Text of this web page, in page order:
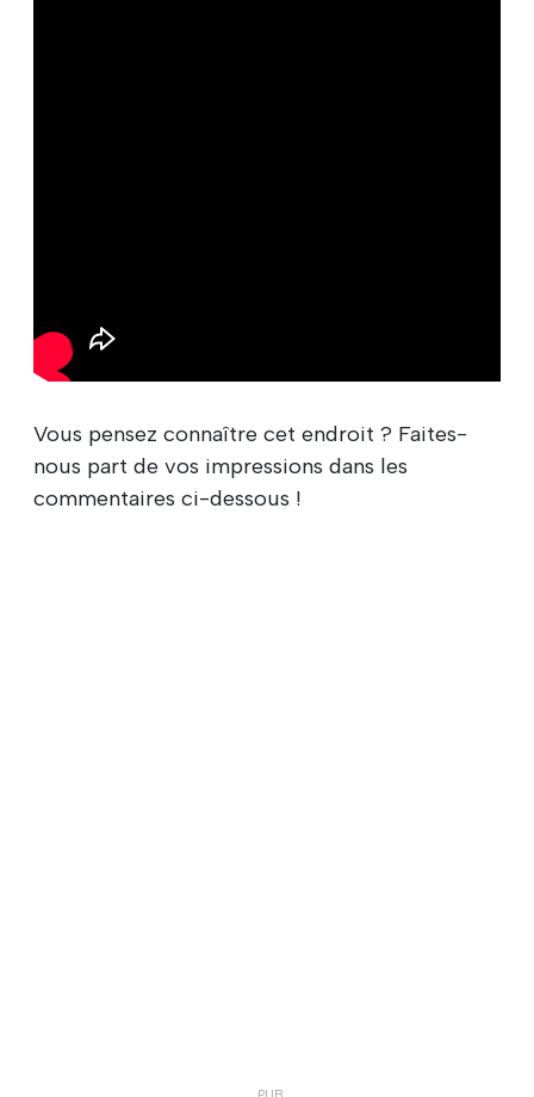
Vous pensez connaître cet endroit ? Faites-
nous part de vos impressions dans les
commentaires ci-dessous !